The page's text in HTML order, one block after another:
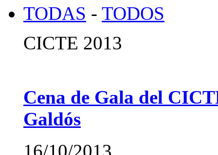
TODAS - TODOS
CICTE 2013
Cena de Gala del
Galdós